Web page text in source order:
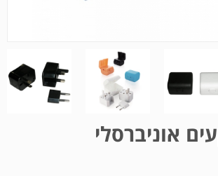
אוניברסלי